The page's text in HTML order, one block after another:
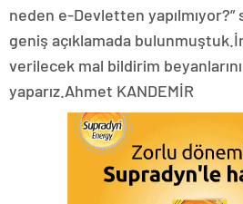
neden e-Devletten
geniş açıklamada
verilecek mal bildirim
yaparız.Ahmet KANDEMİR